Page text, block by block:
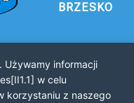
BRZESKO
Używamy informacji
w celu
korzystaniu z naszego